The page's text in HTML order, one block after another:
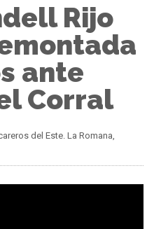
Rijo
ante
Corral
del Este. La Romana,